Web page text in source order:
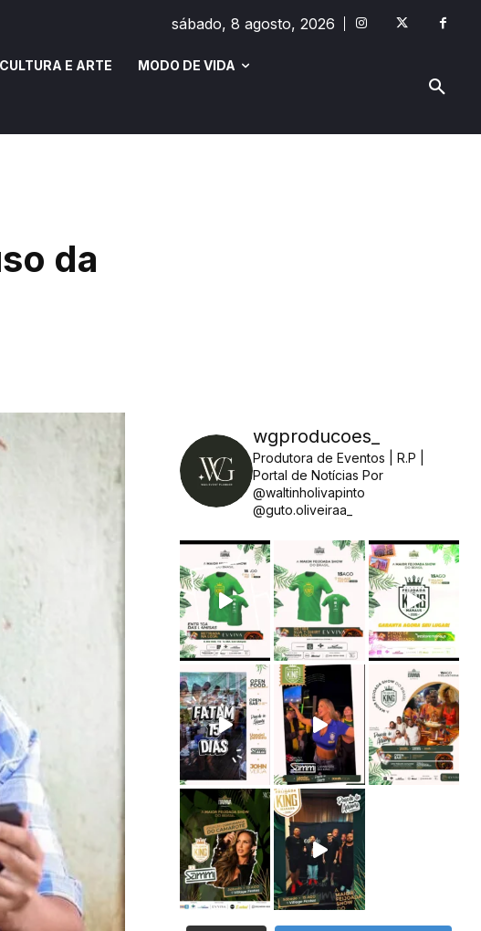
sábado, 8 agosto, 2026
CULTURA E ARTE MODO DE VIDA
da
wgproducoes_
Produtora de Eventos | R.P |
Portal de Notícias Por
@waltinholivapinto
@guto.oliveiraa_